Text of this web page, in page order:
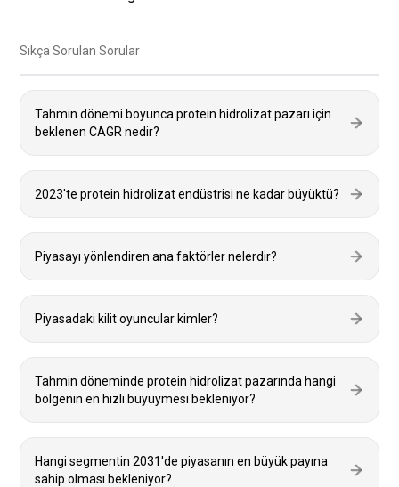
Sıkça Sorulan Sorular
Tahmin dönemi boyunca protein hidrolizat pazarı için
beklenen CAGR nedir?
2023'te protein hidrolizat endüstrisi ne kadar büyüktü?
Piyasayı yönlendiren ana faktörler nelerdir?
Piyasadaki kilit oyuncular kimler?
Tahmin döneminde protein hidrolizat pazarında hangi
bölgenin en hızlı büyüymesi bekleniyor?
Hangi segmentin 2031'de piyasanın en büyük payına
sahip olması bekleniyor?